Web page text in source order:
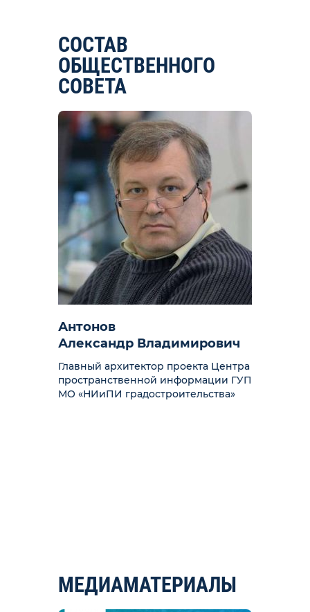
СОСТАВ
ОБЩЕСТВЕННОГО
СОВЕТА
Антонов
Александр Владимирович
Главный архитектор проекта Центра
пространственной информации ГУП
МО «НИиПИ градостроительства»
МЕДИАМАТЕРИАЛЫ